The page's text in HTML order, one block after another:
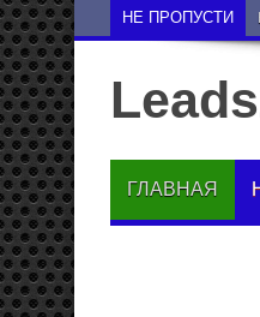
НЕ ПРОПУСТИ
ГЛАВНАЯ